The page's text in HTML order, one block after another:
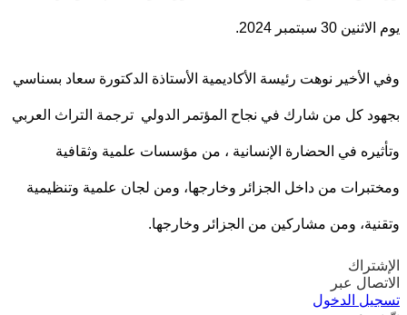
30 سبتمبر 2024.
نوهت رئيسة الأكاديمية الأستاذة الدكتورة سعاد بسناسي
كل من شارك في نجاح المؤتمر الدولي ترجمة التراث العربي
في الحضارة الإنسانية ، من مؤسسات علمية وثقافية
من داخل الجزائر وخارجها، ومن لجان علمية وتنظيمية
ومن مشاركين من الجزائر وخارجها.
عبر
الدخول